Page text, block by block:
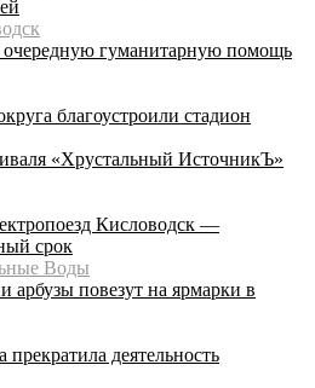
очередную гуманитарную помощь
благоустроили стадион
«Хрустальный ИсточникЪ»
Кисловодск —
срок
Воды
повезут на ярмарки в
деятельность